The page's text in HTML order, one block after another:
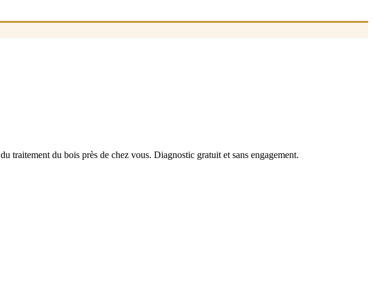
traitement du bois près de chez vous. Diagnostic gratuit et sans engagement.